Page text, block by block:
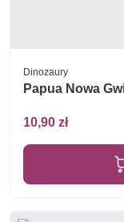
Dinozaury
Papua Nowa
10,90 zł